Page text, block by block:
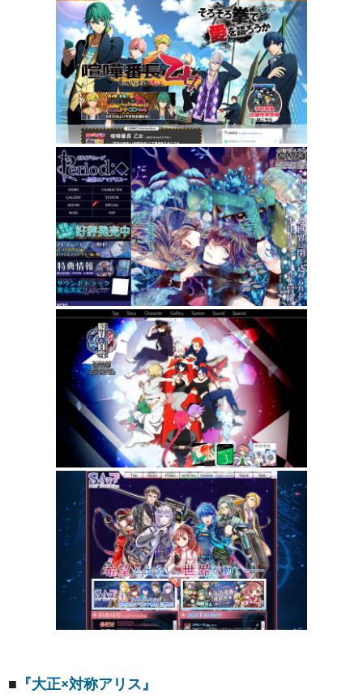
■ 『大正×対称アリス』